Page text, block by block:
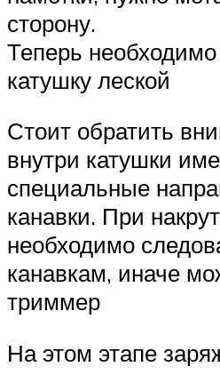
сторону.
Теперь
катушку леской
Стоит обратить
внутри катушки
специальные
канавки. При
необходимо
канавкам, иначе
триммер
На этом этапе